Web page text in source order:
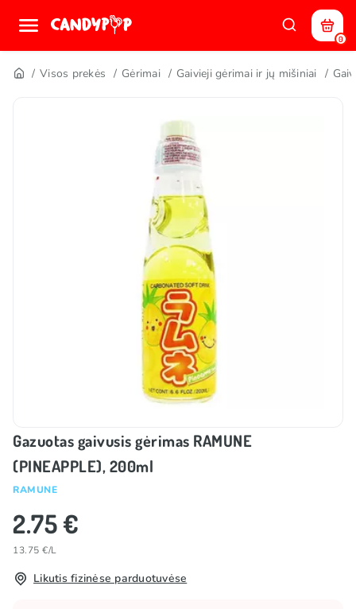
0
Visos prekės Gėrimai Gaivieji gėrimai ir jų mišiniai
Gazuotas gaivusis gėrimas RAMUNE
(PINEAPPLE), 200ml
RAMUNE
2.75 €
13.75 €/L
Likutis fizinėse parduotuvėse